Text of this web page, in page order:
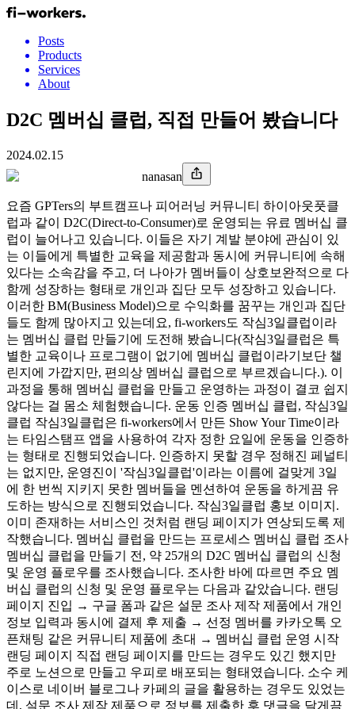
Posts
Products
Services
About
D2C 멤버십 클럽, 직접 만들어 봤습니다
2024.02.15
nanasan
요즘 GPTers의 부트캠프나 피어러닝 커뮤니티 하이아웃풋클
럽과 같이 D2C(Direct-to-Consumer)로 운영되는 유료 멤버십 클
럽이 늘어나고 있습니다. 이들은 자기 계발 분야에 관심이 있
는 이들에게 특별한 교육을 제공함과 동시에 커뮤니티에 속해
있다는 소속감을 주고, 더 나아가 멤버들이 상호보완적으로 다
함께 성장하는 형태로 개인과 집단 모두 성장하고 있습니다.
이러한 BM(Business Model)으로 수익화를 꿈꾸는 개인과 집단
들도 함께 많아지고 있는데요, fi-workers도 작심3일클럽이라
는 멤버십 클럽 만들기에 도전해 봤습니다(작심3일클럽은 특
별한 교육이나 프로그램이 없기에 멤버십 클럽이라기보단 챌
린지에 가깝지만, 편의상 멤버십 클럽으로 부르겠습니다.). 이
과정을 통해 멤버십 클럽을 만들고 운영하는 과정이 결코 쉽지
않다는 걸 몸소 체험했습니다. 운동 인증 멤버십 클럽, 작심3일
클럽 작심3일클럽은 fi-workers에서 만든 Show Your Time이라
는 타임스탬프 앱을 사용하여 각자 정한 요일에 운동을 인증하
는 형태로 진행되었습니다. 인증하지 못할 경우 정해진 페널티
는 없지만, 운영진이 '작심3일클럽'이라는 이름에 걸맞게 3일
에 한 번씩 지키지 못한 멤버들을 멘션하여 운동을 하게끔 유
도하는 방식으로 진행되었습니다. 작심3일클럽 홍보 이미지.
이미 존재하는 서비스인 것처럼 랜딩 페이지가 연상되도록 제
작했습니다. 멤버십 클럽을 만드는 프로세스 멤버십 클럽 조사
멤버십 클럽을 만들기 전, 약 25개의 D2C 멤버십 클럽의 신청
및 운영 플로우를 조사했습니다. 조사한 바에 따르면 주요 멤
버십 클럽의 신청 및 운영 플로우는 다음과 같았습니다. 랜딩
페이지 진입 → 구글 폼과 같은 설문 조사 제작 제품에서 개인
정보 입력과 동시에 결제 후 제출 → 선정 멤버를 카카오톡 오
픈채팅 같은 커뮤니티 제품에 초대 → 멤버십 클럽 운영 시작
랜딩 페이지 직접 랜딩 페이지를 만드는 경우도 있긴 했지만
주로 노션으로 만들고 우피로 배포되는 형태였습니다. 소수 케
이스로 네이버 블로그나 카페의 글을 활용하는 경우도 있었는
데, 설문 조사 제작 제품으로 정보를 제출한 후 댓글을 달게끔